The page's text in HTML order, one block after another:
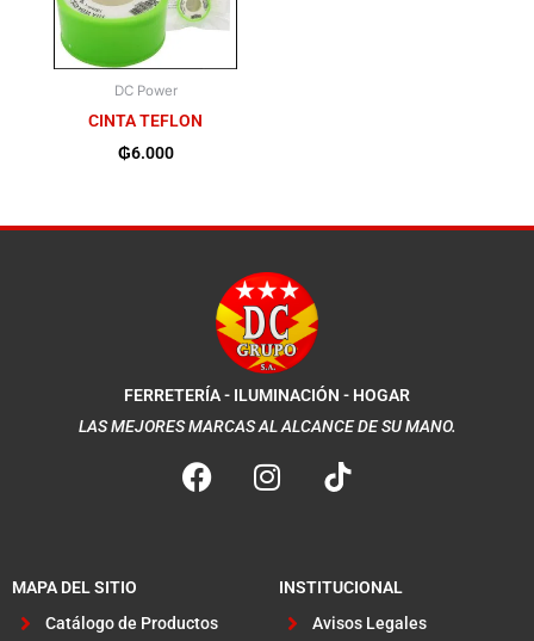
DC Power
CINTA TEFLON
₲6.000
FERRETERÍA - ILUMINACIÓN - HOGAR
LAS MEJORES MARCAS AL ALCANCE DE SU MANO.
F
a
o
I
n
a
MAPA DEL SITIO
Catálogo de Productos
INSTITUCIONAL
Avisos Legales